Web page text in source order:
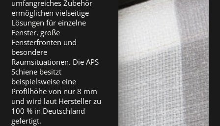
umfangreiches Zubehör
ermöglichen vielseitige
Lösungen für einzelne
Fenster, große
Fensterfronten und
besondere
Raumsituationen. Die APS
Schiene besitzt
beispielsweise eine
Profilhöhe von nur 8 mm
und wird laut Hersteller zu
100 % in Deutschland
gefertigt.